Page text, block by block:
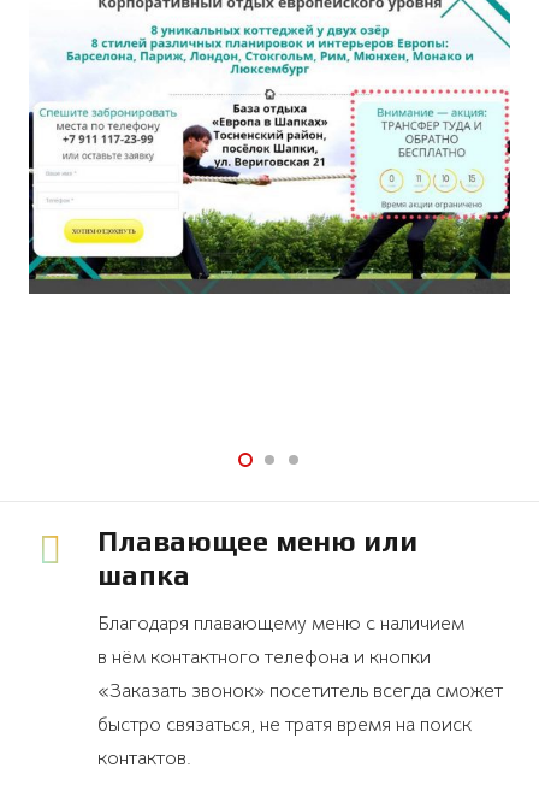
Плавающее меню или
шапка
Благодаря плавающему меню с наличием
в нём контактного телефона и кнопки
«Заказать звонок» посетитель всегда сможет
быстро связаться, не тратя время на поиск
контактов.